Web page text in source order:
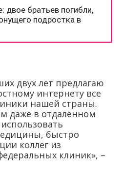
двух лет предлагаю
интернету все
нашей страны.
даже в отдалённом
быстро
коллег из
клиник», –